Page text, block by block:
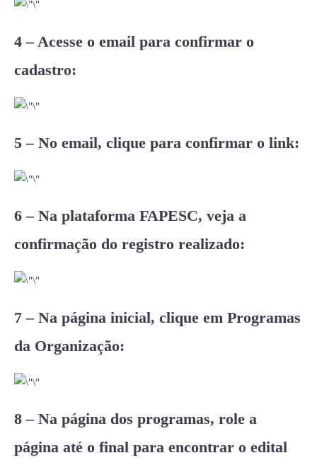
4 – Acesse o email para confirmar o
cadastro:
5 – No email, clique para confirmar o link:
6 – Na plataforma FAPESC, veja a
confirmação do registro realizado:
7 – Na página inicial, clique em Programas
da Organização:
8 – Na página dos programas, role a
página até o final para encontrar o edital